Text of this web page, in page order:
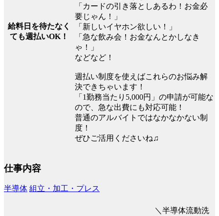
給料日を待たなく
ても週払いOK！
「カードの引き落としあるわ！お金必
要じゃん！」
「新しいイヤホン欲しい！」
「急な飲み会！お金なんとかしなき
ゃ！」
などなど！
週払い制度を使えばこれらのお悩み解
決できちゃいます！
「1勤務当たり5,000円」の申請が可能な
ので、急な出費にも対応可能！
普通のアルバイトではなかなかない制
度！
ぜひご活用くださいね♫
仕事内容
半導体 組立・加工・プレス
＼半導体流動洗